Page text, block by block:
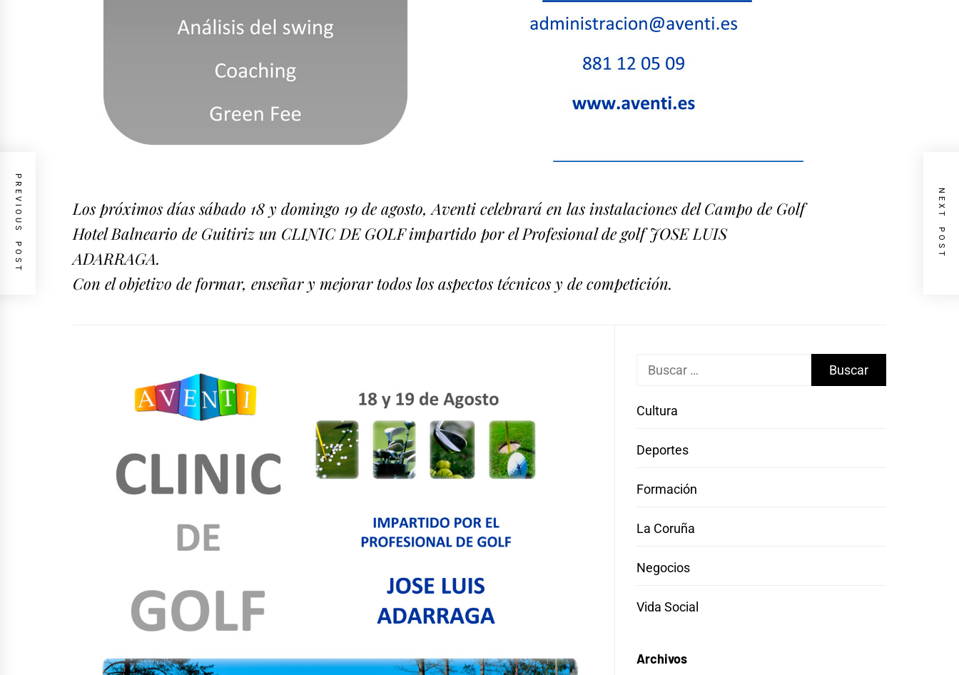
Los próximos días sábado 18 y domingo 19 de agosto, Aventi celebrará en las instalaciones del Campo de Golf
Hotel Balneario de Guitiriz un CLINIC DE GOLF impartido por el Profesional de golf JOSE LUIS
ADARRAGA.
Con el objetivo de formar, enseñar y mejorar todos los aspectos técnicos y de competición.
PREVIOUS POST NEXT POST
Buscar:
Cultura
Deportes
Formación
La Coruña
Negocios
Vida Social
Archivos